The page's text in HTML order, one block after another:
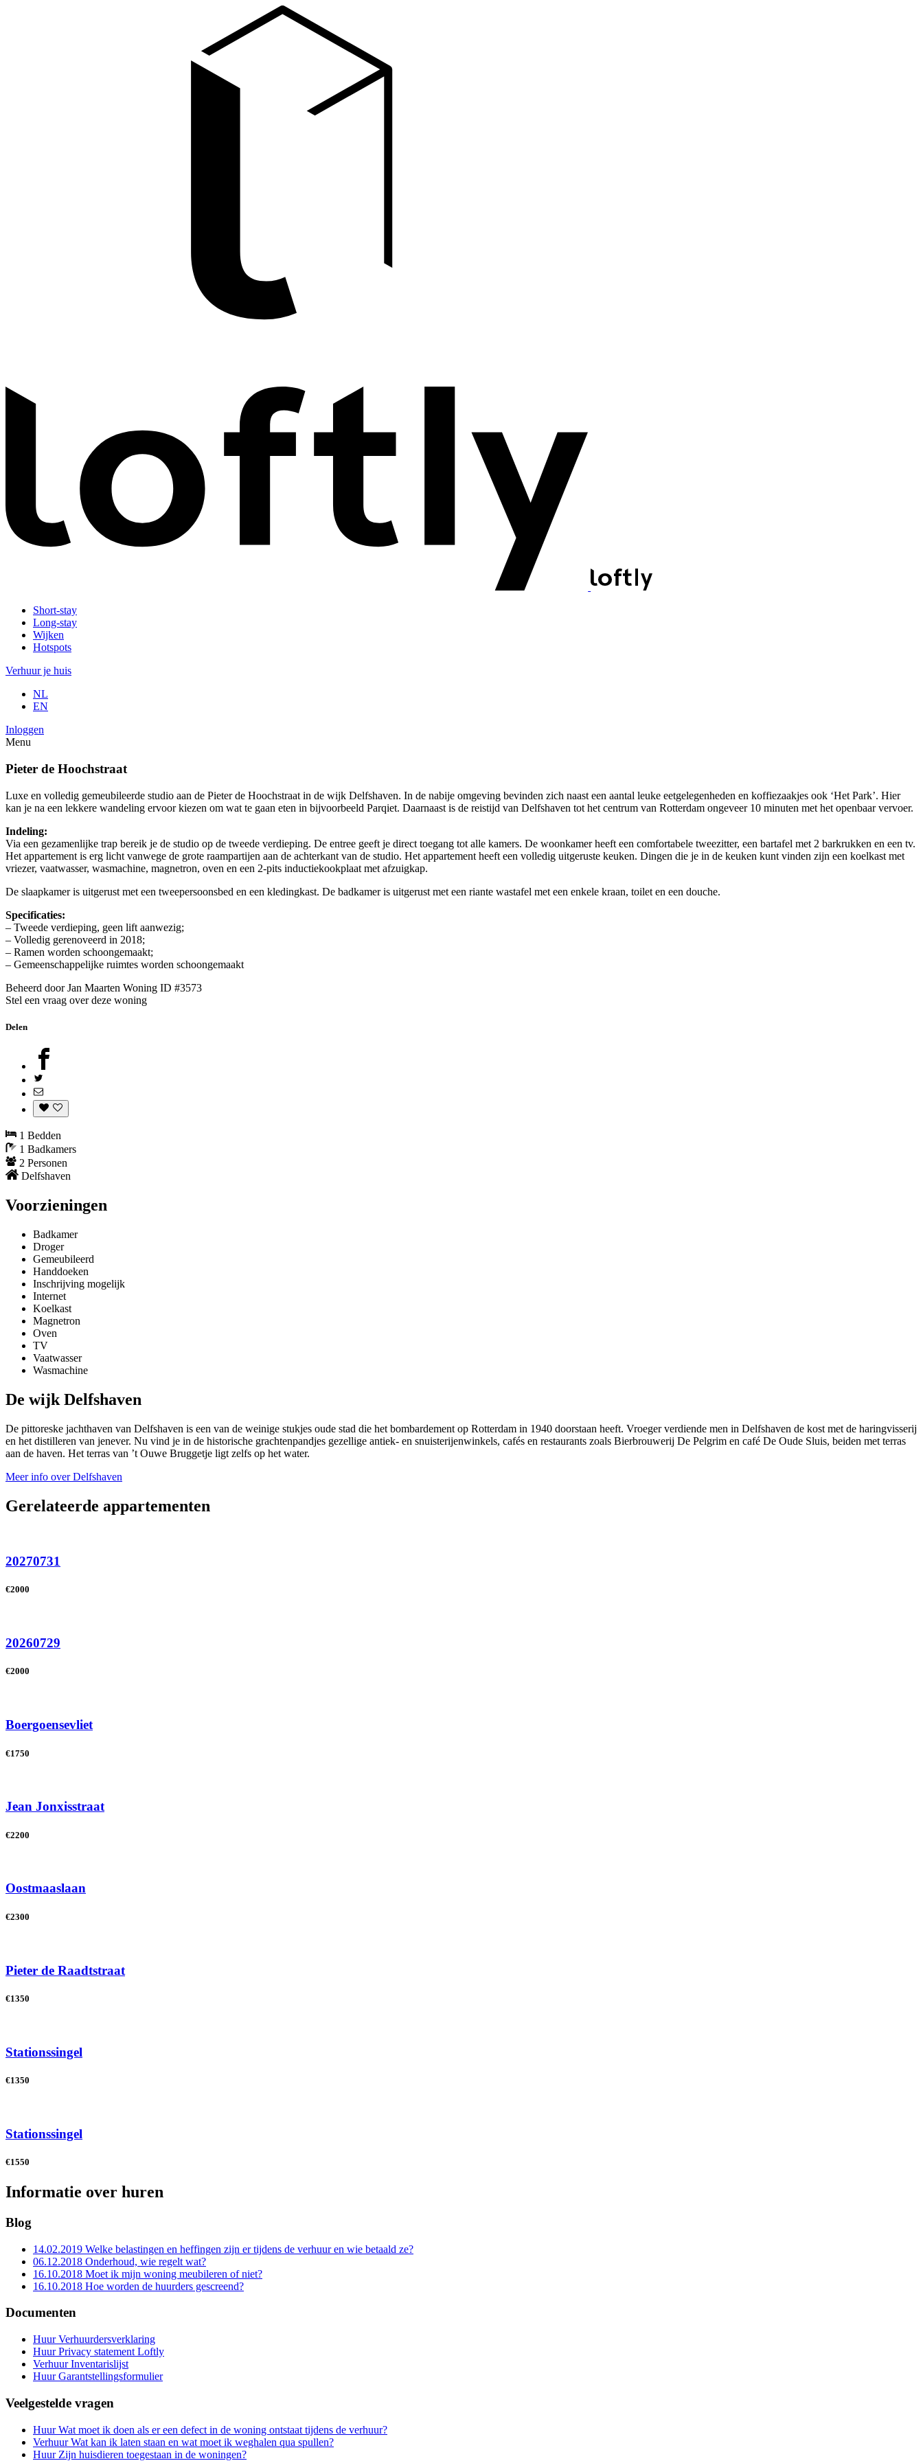
Short-stay
Long-stay
Wijken
Hotspots
Verhuur je huis
NL
EN
Inloggen
Menu
Pieter de Hoochstraat
Luxe en volledig gemeubileerde studio aan de Pieter de Hoochstraat in de wijk Delfshaven. In de nabije omgeving bevinden zich naast een aantal leuke eetgelegenheden en koffiezaakjes ook ‘Het Park’. Hier
kan je na een lekkere wandeling ervoor kiezen om wat te gaan eten in bijvoorbeeld Parqiet. Daarnaast is de reistijd van Delfshaven tot het centrum van Rotterdam ongeveer 10 minuten met het openbaar vervoer.
Indeling:
Via een gezamenlijke trap bereik je de studio op de tweede verdieping. De entree geeft je direct toegang tot alle kamers. De woonkamer heeft een comfortabele tweezitter, een bartafel met 2 barkrukken en een tv.
Het appartement is erg licht vanwege de grote raampartijen aan de achterkant van de studio. Het appartement heeft een volledig uitgeruste keuken. Dingen die je in de keuken kunt vinden zijn een koelkast met
vriezer, vaatwasser, wasmachine, magnetron, oven en een 2-pits inductiekookplaat met afzuigkap.
De slaapkamer is uitgerust met een tweepersoonsbed en een kledingkast. De badkamer is uitgerust met een riante wastafel met een enkele kraan, toilet en een douche.
Specificaties:
– Tweede verdieping, geen lift aanwezig;
– Volledig gerenoveerd in 2018;
– Ramen worden schoongemaakt;
– Gemeenschappelijke ruimtes worden schoongemaakt
Beheerd door Jan Maarten Woning ID #3573
Stel een vraag over deze woning
Delen
1 Bedden
1 Badkamers
2 Personen
Delfshaven
Voorzieningen
Badkamer
Droger
Gemeubileerd
Handdoeken
Inschrijving mogelijk
Internet
Koelkast
Magnetron
Oven
TV
Vaatwasser
Wasmachine
De wijk Delfshaven
De pittoreske jachthaven van Delfshaven is een van de weinige stukjes oude stad die het bombardement op Rotterdam in 1940 doorstaan heeft. Vroeger verdiende men in Delfshaven de kost met de haringvisserij
en het distilleren van jenever. Nu vind je in de historische grachtenpandjes gezellige antiek- en snuisterijenwinkels, cafés en restaurants zoals Bierbrouwerij De Pelgrim en café De Oude Sluis, beiden met terras
aan de haven. Het terras van ’t Ouwe Bruggetje ligt zelfs op het water.
Meer info over Delfshaven
Gerelateerde appartementen
20270731
€2000
20260729
€2000
Boergoensevliet
€1750
Jean Jonxisstraat
€2200
Oostmaaslaan
€2300
Pieter de Raadtstraat
€1350
Stationssingel
€1350
Stationssingel
€1550
Informatie over huren
Blog
14.02.2019 Welke belastingen en heffingen zijn er tijdens de verhuur en wie betaald ze?
06.12.2018 Onderhoud, wie regelt wat?
16.10.2018 Moet ik mijn woning meubileren of niet?
16.10.2018 Hoe worden de huurders gescreend?
Documenten
HuurVerhuurdersverklaring
HuurPrivacy statement Loftly
VerhuurInventarislijst
HuurGarantstellingsformulier
Veelgestelde vragen
HuurWat moet ik doen als er een defect in de woning ontstaat tijdens de verhuur?
VerhuurWat kan ik laten staan en wat moet ik weghalen qua spullen?
Huur Zijn huisdieren toegestaan in de woningen?